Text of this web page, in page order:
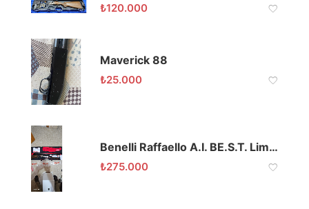
₺120.000
Maverick 88
₺25.000
Benelli Raffaello A.I. BE.S.T. Limited Edition Av Tüfeği
₺275.000